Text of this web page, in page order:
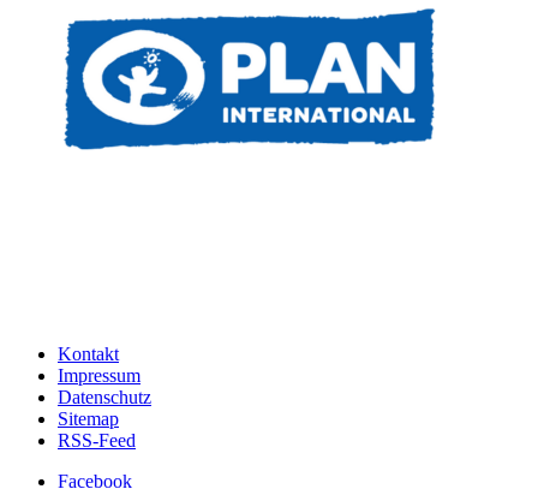
Kontakt
Impressum
Datenschutz
Sitemap
RSS-Feed
Facebook